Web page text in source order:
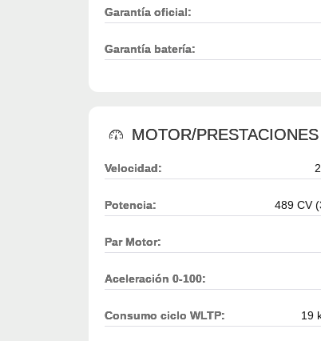
Garantía oficial:
Garantía batería:
MOTOR/PRESTACIONES
Velocidad:
Potencia: 489 CV
Par Motor:
Aceleración 0-100:
Consumo ciclo WLTP: 19